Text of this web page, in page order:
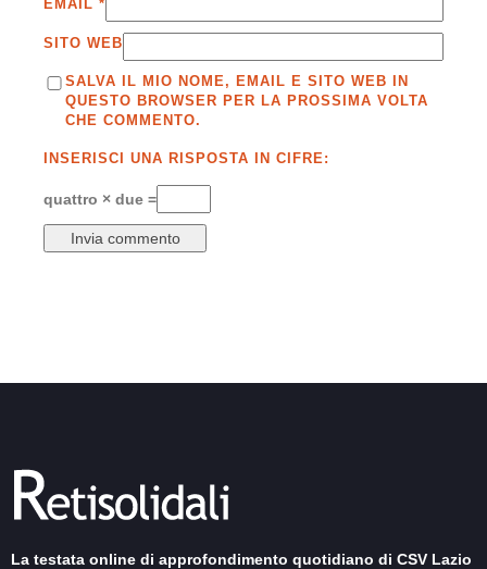
EMAIL *
SITO WEB
SALVA IL MIO NOME, EMAIL E SITO WEB IN
QUESTO BROWSER PER LA PROSSIMA VOLTA
CHE COMMENTO.
INSERISCI UNA RISPOSTA IN CIFRE:
quattro × due =
La testata online di approfondimento quotidiano di CSV Lazio